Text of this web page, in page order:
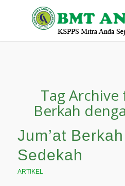
Tag Archive
Berkah
Jum’at
Sedekah
ARTIKEL